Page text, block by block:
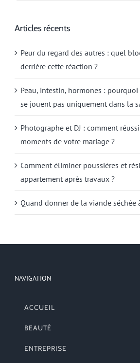
Articles récents
Peur du regard des autres : quel
derrière cette réaction ?
Peau, intestin, hormones :
se jouent pas uniquement dans la
Photographe et DJ : comment
moments de votre mariage ?
Comment éliminer poussières et
appartement après travaux ?
Quand donner de la viande séchée
NAVIGATION
ACCUEIL
BEAUTÉ
ENTREPRISE